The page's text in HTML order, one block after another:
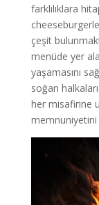
farklılıklara
çeşit
menüde yer
yaşamasını
soğan
her misafirine